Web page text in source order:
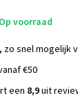
voorraad
zo snel mogelijk
€50
een 8,9uit